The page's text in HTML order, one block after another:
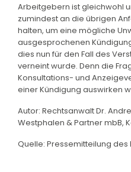
Arbeitgebern ist gleichwohl
zumindest an die übrigen
halten, um eine mögliche
ausgesprochenen
dies nun für den Fall des
verneint wurde. Denn die
Konsultations- und
einer Kündigung auswirken
Autor: Rechtsanwalt Dr.
Westphalen & Partner mbB,
Quelle: Pressemitteilung des